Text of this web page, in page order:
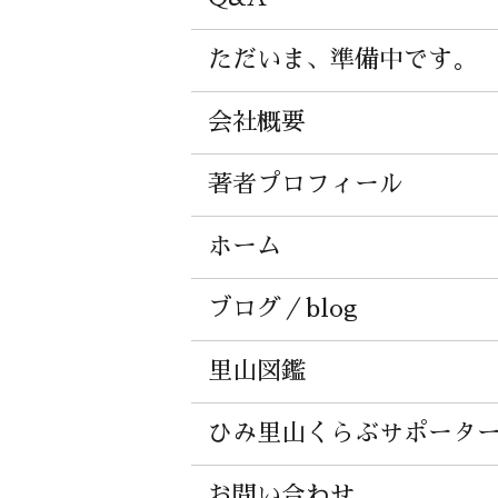
ただいま、準備中です。
会社概要
著者プロフィール
ホーム
ブログ／blog
里山図鑑
ひみ里山くらぶサポータ